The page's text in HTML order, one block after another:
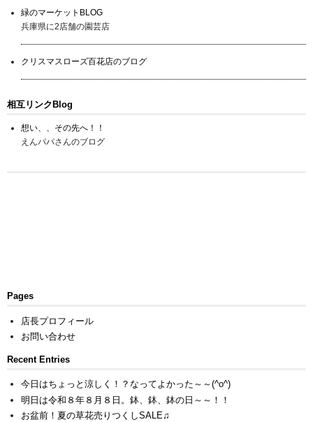
緑のマーケットBLOG
兵庫県に2店舗の園芸店
クリスマスローズ百花店のブログ
相互リンクBlog
想い、、その先へ！！
えんパパさんのブログ
Pages
店長プロフィール
お問い合わせ
Recent Entries
今日はちょっと涼しく！？なってよかった～～(^o^)
明日は令和８年８月８日。鉢、鉢、鉢の日～～！！
お盆前！夏の草花売りつくしSALE♫